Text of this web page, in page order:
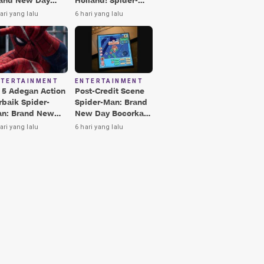
Nomor 3
yang lalu
Man: Brand New
Terbaik Era MCU
6 hari yang lalu
5 Adegan Action
Spider-
Brand New
Ada Hulk vs
yang lalu
ENTERTAINMENT
Post-Credit Scene
Spider-Man: Brand
New Day Bocorkan
Lokasi Peter di Luar
6 hari yang lalu